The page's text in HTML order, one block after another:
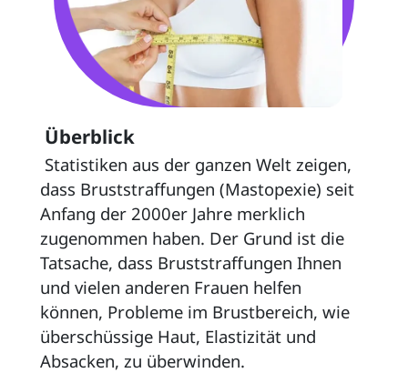
Überblick
dass Bruststraffungen (Mastopexie) seit
Anfang der 2000er Jahre merklich
zugenommen haben. Der Grund ist die
Tatsache, dass Bruststraffungen Ihnen
und vielen anderen Frauen helfen
können, Probleme im Brustbereich, wie
überschüssige Haut, Elastizität und
Absacken, zu überwinden.